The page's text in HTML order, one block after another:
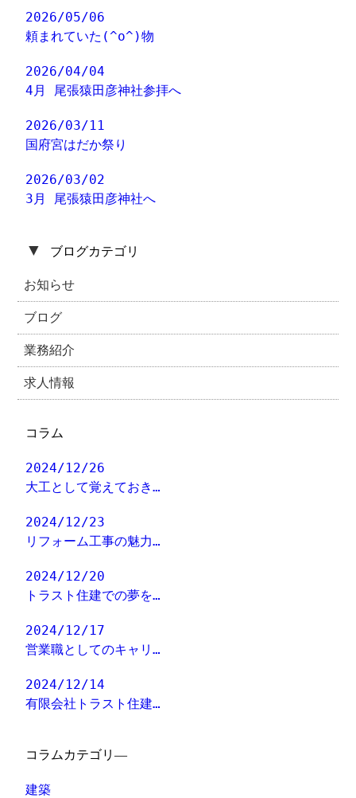
2026/05/06
頼まれていた(^o^)物
2026/04/04
4月 尾張猿田彦神社参拝へ
2026/03/11
国府宮はだか祭り
2026/03/02
3月 尾張猿田彦神社へ
▼ ブログカテゴリ
お知らせ
ブログ
業務紹介
求人情報
コラム
2024/12/26
大工として覚えておき…
2024/12/23
リフォーム工事の魅力…
2024/12/20
トラスト住建での夢を…
2024/12/17
営業職としてのキャリ…
2024/12/14
有限会社トラスト住建…
コラムカテゴリ―
建築